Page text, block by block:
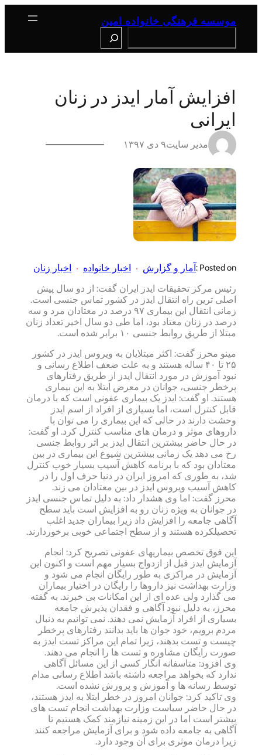
موسسه فرهنگی خانواده امین
افزایش آمار ایدز در زنان
ایرانی
مدیر سایت۹ دی ۱۳۹۷
Posted on : آمار و گزارش اخبار خانواده
اخبار زنان
رئیس مرکز تحقیقات ایدز ایران گفت: از دو سال پیش
اصلی ترین راه انتقال ایدز در کشور تماس جنسی است.
زمانی انتقال این بیماری ۹۷ درصد در معتادان مرد و سه
درصد در زنان معتاد بود، اما طی دو سال اخیر تعداد زنان
مبتلا از طریق روابط جنسی ۱۰ برابر شده است.
مینو محرز گفت: اکثر مبتلایان به ویروس ایدز در کشور
۲۵ تا ۴۰ ساله هستند و به علت ضعف اطلاع رسانی و
نبود آموزش در مورد انتقال ایدز از طریق رفتارهای
پرخطر جنسی، جوانان در معرض ابتلا به این بیماری
هستند. او گفت: ایدز یک بیماری عفونی است که با درمان
قابل کنترل است، اما بسیاری از افراد از اسم ایدز
وحشت دارند در حالی که این بیماری را می توان با
داروهای موثر و درمان های مناسب کنترل کرد. او گفت:
در حال حاضر بیشترین انتقال ایدز بر اثر روابط جنسی
رخ می دهد یک زمانی بیشترین شیوع این بیماری در بین
معتادان بود که با برنامه کاهش آسیب بسیار خوب کنترل
شد، به طوری که امروز ایران در دنیا حرف اول را در
کاهش آسیب ویروس ایدز در بین معتادان می زند.
محرز گفت: اما وی هشدار داد: به دلیل تماس جنسی ایدز
در جوانان به ویژه زنان رو به افزایش است باید سطح
آگاهی جامعه را افزایش داد زیرا بیماران جدید اغلب
تحصیلکرده هستند و از سطح اجتماعی خوبی برخوردارند.
این فوق تخصص بیماریهای عفونی تصریح کرد: انجام
آزمایش ایدز قبل از ازدواج بسیار مهم است و اکنون این
آزمایش در مراکزی به طور رایگان انجام می شود و
وزارت بهداشت نیز داروها را رایگان در اختیار بیماران
می گذارد ولی عده ای از این امکانات بی خبرند. به گفته
محرز، به دلیل نبود آگاهی و فقدان پذیرش جامعه
بسیاری از افراد آزمایش نمی دهند. نمی توانیم به دنبال
مردم برویم، خود جوان ها باید بدانند رفتارهای پرخطر
چیست و تست بدهند، زیرا تمام این مراکز تست ایدز به
صورت رایگان مشاوره و تست ها را انجام می دهند.
وی افزود: متاسفانه انگار کسی از این مسائل آگاهی
ندارد که بخواهد مراجعه داشته باشد اطلاع رسانی مدام
توسط رسانه ها و آموزش و پرورش نشده است.
وی تاکید کرد: جوانان امروز در خطر ابتلا به ایدز هستند،
در حال حاضر سیاست وزارت بهداشت انجام تست های
بیشتر است اما در این زمینه نیازمند کمک هستیم تا
آگاهی به جامعه داده شود و برای آزمایش مراجعه کنند
زیرا درمان موثری برای آن وجود دارد.